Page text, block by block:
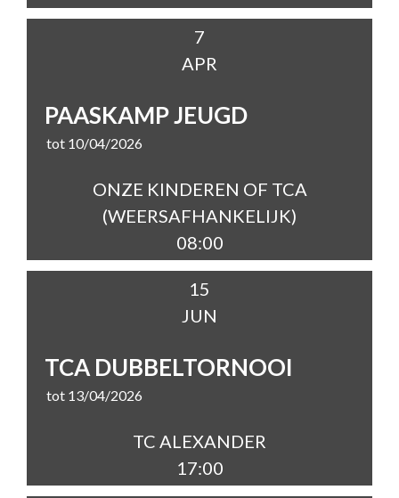
7
APR
PAASKAMP JEUGD
tot 10/04/2026
ONZE KINDEREN OF TCA
(WEERSAFHANKELIJK)
08:00
15
JUN
TCA DUBBELTORNOOI
tot 13/04/2026
TC ALEXANDER
17:00